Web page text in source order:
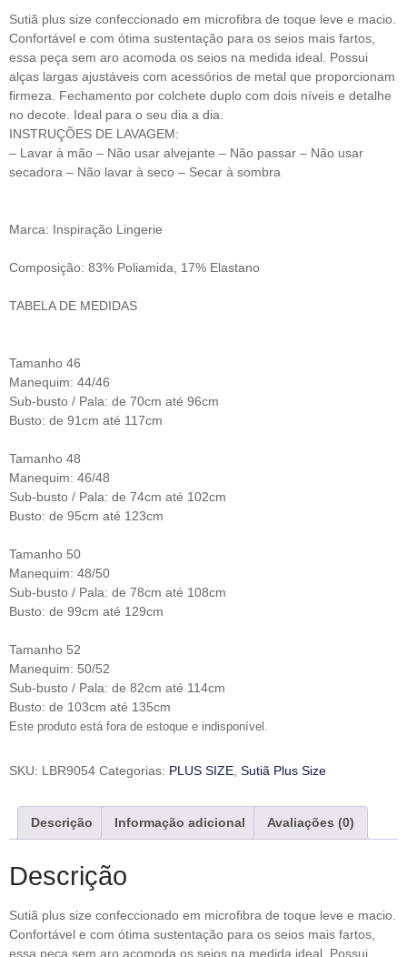
Sutiã plus size confeccionado em microfibra de toque leve e macio.
Confortável e com ótima sustentação para os seios mais fartos,
essa peça sem aro acomoda os seios na medida ideal. Possui
alças largas ajustáveis com acessórios de metal que proporcionam
firmeza. Fechamento por colchete duplo com dois níveis e detalhe
no decote. Ideal para o seu dia a dia.
INSTRUÇÕES DE LAVAGEM:
– Lavar à mão – Não usar alvejante – Não passar – Não usar
secadora – Não lavar à seco – Secar à sombra
Marca: Inspiração Lingerie
Composição: 83% Poliamida, 17% Elastano
TABELA DE MEDIDAS
Tamanho 46
Manequim: 44/46
Sub-busto / Pala: de 70cm até 96cm
Busto: de 91cm até 117cm
Tamanho 48
Manequim: 46/48
Sub-busto / Pala: de 74cm até 102cm
Busto: de 95cm até 123cm
Tamanho 50
Manequim: 48/50
Sub-busto / Pala: de 78cm até 108cm
Busto: de 99cm até 129cm
Tamanho 52
Manequim: 50/52
Sub-busto / Pala: de 82cm até 114cm
Busto: de 103cm até 135cm
Este produto está fora de estoque e indisponível.
SKU: LBR9054 Categorias: PLUS SIZE Sutiã Plus Size
Descrição Informação adicional Avaliações (0)
Descrição
Sutiã plus size confeccionado em microfibra de toque leve e macio.
Confortável e com ótima sustentação para os seios mais fartos,
essa peça sem aro acomoda os seios na medida ideal. Possui